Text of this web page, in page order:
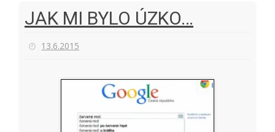
JAK MI BYLO ÚZKO…
13.6.2015